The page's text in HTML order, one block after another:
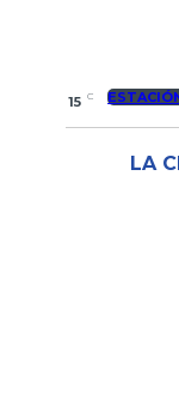
15 C
LA